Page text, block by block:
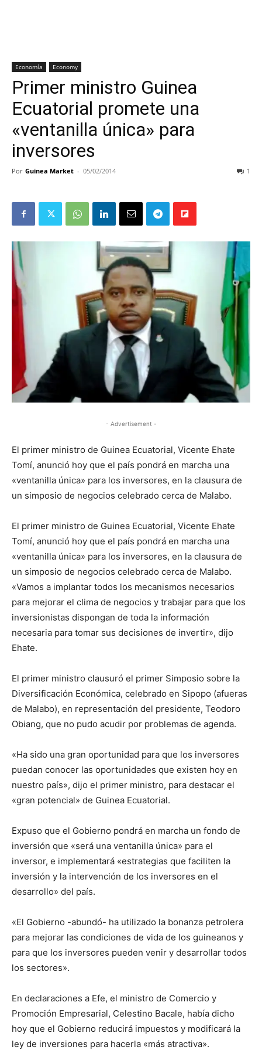
Economía Economy
Primer ministro Guinea
Ecuatorial promete una
«ventanilla única» para
inversores
Por Guinea Market - 05/02/2014 1
- Advertisement -
El primer ministro de Guinea Ecuatorial, Vicente Ehate
Tomí, anunció hoy que el país pondrá en marcha una
«ventanilla única» para los inversores, en la clausura de
un simposio de negocios celebrado cerca de Malabo.
El primer ministro de Guinea Ecuatorial, Vicente Ehate
Tomí, anunció hoy que el país pondrá en marcha una
«ventanilla única» para los inversores, en la clausura de
un simposio de negocios celebrado cerca de Malabo.
«Vamos a implantar todos los mecanismos necesarios
para mejorar el clima de negocios y trabajar para que los
inversionistas dispongan de toda la información
necesaria para tomar sus decisiones de invertir», dijo
Ehate.
El primer ministro clausuró el primer Simposio sobre la
Diversificación Económica, celebrado en Sipopo (afueras
de Malabo), en representación del presidente, Teodoro
Obiang, que no pudo acudir por problemas de agenda.
«Ha sido una gran oportunidad para que los inversores
puedan conocer las oportunidades que existen hoy en
nuestro país», dijo el primer ministro, para destacar el
«gran potencial» de Guinea Ecuatorial.
Expuso que el Gobierno pondrá en marcha un fondo de
inversión que «será una ventanilla única» para el
inversor, e implementará «estrategias que faciliten la
inversión y la intervención de los inversores en el
desarrollo» del país.
«El Gobierno -abundó- ha utilizado la bonanza petrolera
para mejorar las condiciones de vida de los guineanos y
para que los inversores pueden venir y desarrollar todos
los sectores».
En declaraciones a Efe, el ministro de Comercio y
Promoción Empresarial, Celestino Bacale, había dicho
hoy que el Gobierno reducirá impuestos y modificará la
ley de inversiones para hacerla «más atractiva».